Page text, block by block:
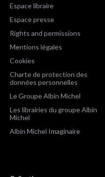
Espace libraire
Espace presse
Rights and permissions
Mentions légales
Cookies
Charte de protection des
données personnelles
Le Groupe Albin Michel
Les librairies du groupe Albin
Michel
Albin Michel Imaginaire